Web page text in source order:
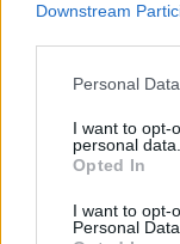
Downstream
Please note that
not limited to your
grant or deny
use your data for
consent section.
Personal
I want to opt-
personal data.
Opted In
I want to opt-
Personal